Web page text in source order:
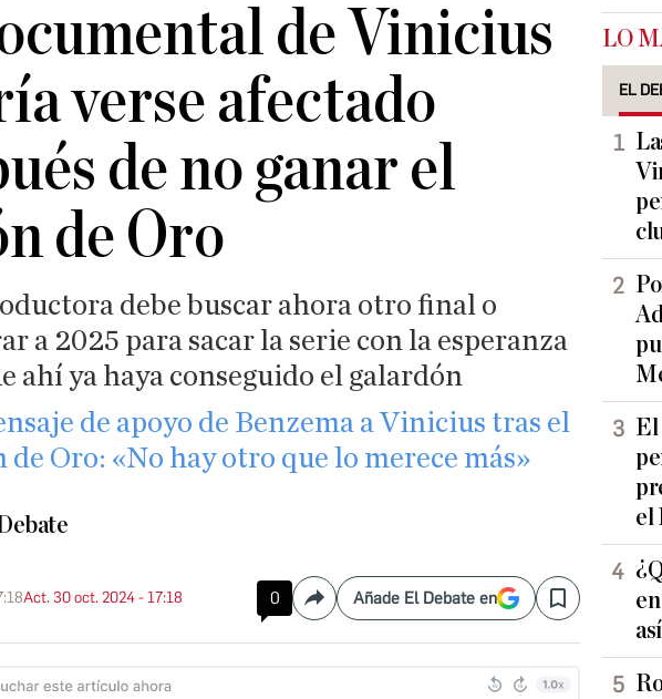
de Vinicius
verse afectado
de no ganar el
de Oro
debe buscar ahora otro final o
a 2025 para sacar la serie con la esperanza
ahí ya haya conseguido el galardón
de apoyo de Benzema a Vinicius tras el
de Oro: «No hay otro que lo merece más»
Act. 30 oct. 2024 - 17:18 0 CompartirAñade El Debate en Save
LO
EL
El
el